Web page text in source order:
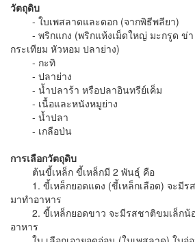
วัตถุดิบ
- ใบเพสลาดและดอก (จากพิธีพลียา)
- พริกแกง (พริกแห้งเม็ดใหญ่ มะกรูด ข่า
กระเทียม หัวหอม ปลาย่าง)
- กะทิ
- ปลาย่าง
- น้ำปลาร้า หรือปลาอินทรีย์เค็ม
- เนื้อและหนังหมูย่าง
- น้ำปลา
- เกลือป่น
การเลือกวัตถุดิบ
ต้นขี้เหล็ก ขี้เหล็กมี 2 พันธุ์ คือ
1. ขี้เหล็กยอดแดง (ขี้เหล็กเลือด) จะมีร
มาทำอาหาร
2. ขี้เหล็กยอดขาว จะมีรสชาติขมเล็กน้อ
อาหาร